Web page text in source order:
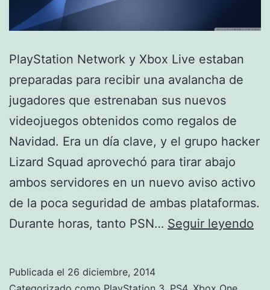
PlayStation Network y Xbox Live estaban
preparadas para recibir una avalancha de
jugadores que estrenaban sus nuevos
videojuegos obtenidos como regalos de
Navidad. Era un día clave, y el grupo hacker
Lizard Squad aprovechó para tirar abajo
ambos servidores en un nuevo aviso activo
de la poca seguridad de ambas plataformas.
Durante horas, tanto PSN… Seguir leyendo
Publicada el 26 diciembre, 2014